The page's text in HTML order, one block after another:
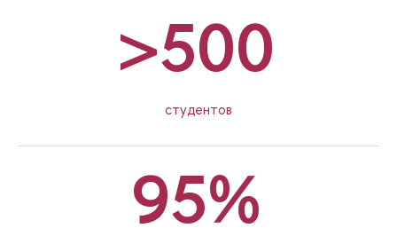
>500
студентов
95%